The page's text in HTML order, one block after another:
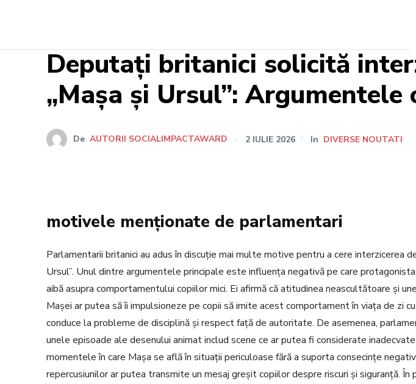
Deputați britanici solicită
„Mașa și Ursul”: Argumentele
De AUTORII SOCIALIMPACTAWARD 2 IULIE 2026 In DIVERSE NOUTATI
motivele menționate de parlamentari
Parlamentarii britanici au adus în discuție mai multe motive pentru a cere interzicerea
Ursul”. Unul dintre argumentele principale este influența negativă pe care
aibă asupra comportamentului copiilor mici. Ei afirmă că atitudinea neascultătoare și
Mașei ar putea să îi impulsioneze pe copii să imite acest comportament în viața de zi
conduce la probleme de disciplină și respect față de autoritate. De asemenea,
unele episoade ale desenului animat includ scene ce ar putea fi considerate
momentele în care Mașa se află în situații periculoase fără a suporta consecințe
repercusiunilor ar putea transmite un mesaj greșit copiilor despre riscuri și siguranță. În